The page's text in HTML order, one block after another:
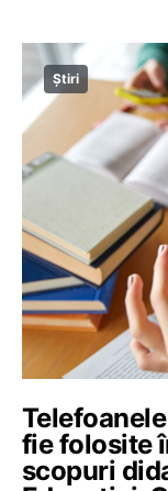
Știri
fie folosite
scopuri